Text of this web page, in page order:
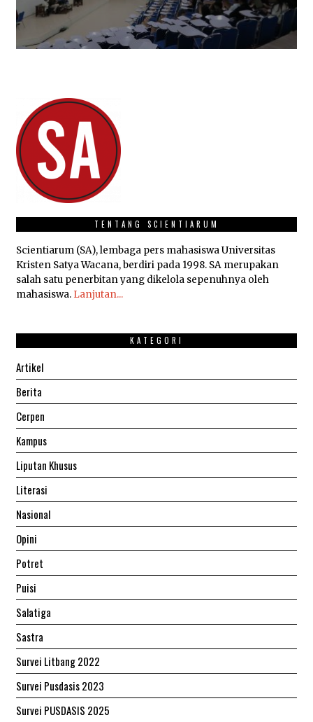
TENTANG SCIENTIARUM
Scientiarum (SA), lembaga pers mahasiswa Universitas
Kristen Satya Wacana, berdiri pada 1998. SA merupakan
salah satu penerbitan yang dikelola sepenuhnya oleh
mahasiswa. Lanjutan...
KATEGORI
Artikel
Berita
Cerpen
Kampus
Liputan Khusus
Literasi
Nasional
Opini
Potret
Puisi
Salatiga
Sastra
Survei Litbang 2022
Survei Pusdasis 2023
Survei PUSDASIS 2025